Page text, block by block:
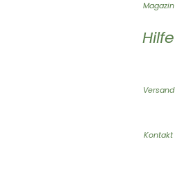
Magazin
Hilfe
Versand
Kontakt